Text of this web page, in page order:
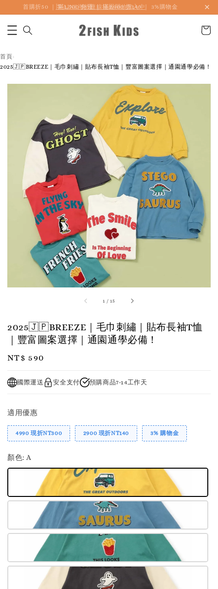
首購折50 ｜ 滿1,500 免運 ｜ 滿2,900 折140 ｜ 3%購物金
首頁›
2025🇯🇵BREEZE｜毛巾刺繡｜貼布長袖T恤｜豐富圖案選擇｜通園通學必備！
1 /15
2025🇯🇵BREEZE｜毛巾刺繡｜貼布長袖T恤
｜豐富圖案選擇｜通園通學必備！
Regular
NT$ 590
國際運送 安全支付 預購商品7-14工作天
適用優惠
4990 現折NT300 2900 現折NT140 3% 購物金
顏色: A